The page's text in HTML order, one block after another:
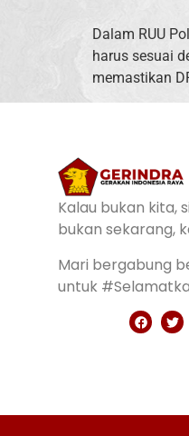
Dalam RUU
harus sesuai
memastikan
Kalau bukan kita,
bukan sekarang,
Mari bergabung
untuk